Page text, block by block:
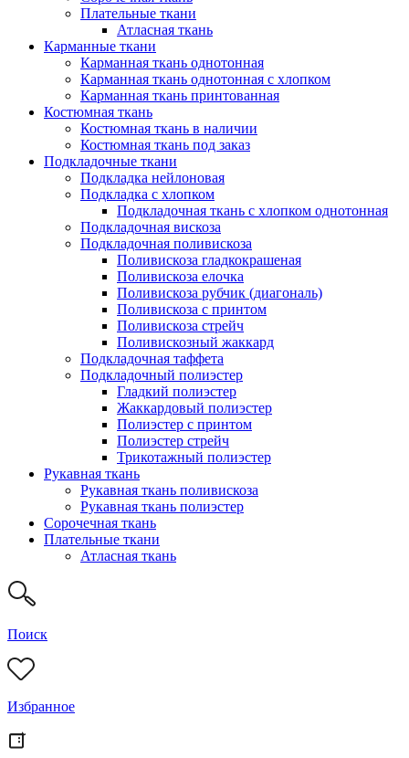
Плательные ткани
Атласная ткань
Карманные ткани
Карманная ткань однотонная
Карманная ткань однотонная с хлопком
Карманная ткань принтованная
Костюмная ткань
Костюмная ткань в наличии
Костюмная ткань под заказ
Подкладочные ткани
Подкладка нейлоновая
Подкладка с хлопком
Подкладочная ткань с хлопком однотонная
Подкладочная вискоза
Подкладочная поливискоза
Поливискоза гладкокрашеная
Поливискоза елочка
Поливискоза рубчик (диагональ)
Поливискоза с принтом
Поливискоза стрейч
Поливискозный жаккард
Подкладочная таффета
Подкладочный полиэстер
Гладкий полиэстер
Жаккардовый полиэстер
Полиэстер с принтом
Полиэстер стрейч
Трикотажный полиэстер
Рукавная ткань
Рукавная ткань поливискоза
Рукавная ткань полиэстер
Сорочечная ткань
Плательные ткани
Атласная ткань
Поиск
Избранное